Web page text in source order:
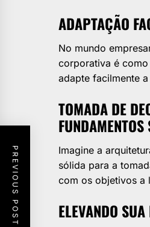
ADAPTAÇÃO
No mundo
corporativa é
adapte facilmente
TOMADA DE
Imagine a
sólida para a
com os objetivos a
ELEVANDO
PREVIOUS POST